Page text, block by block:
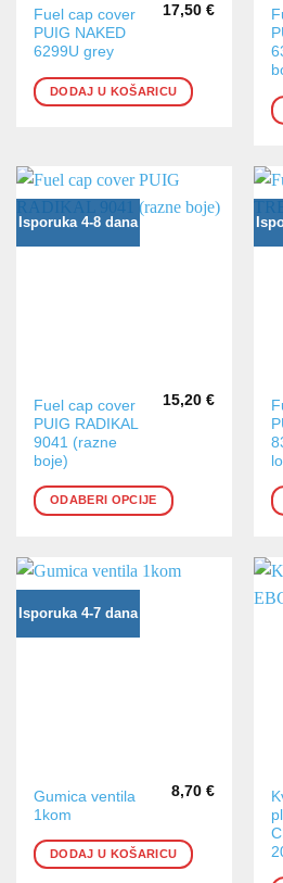
Fuel cap cover
PUIG NAKED
6299U grey
17,50 €
DODAJ U KOŠARICU
Isporuka 4-8 dana
Fuel cap cover
PUIG RADIKAL
9041 (razne
boje)
15,20 €
ODABERI OPCIJE
Ovaj
proizvod
ima
više
varijanti.
Opcije
mogu
odabrati
na
Isporuka 4-7 dana
Gumica ventila
1kom
8,70 €
DODAJ U KOŠARICU